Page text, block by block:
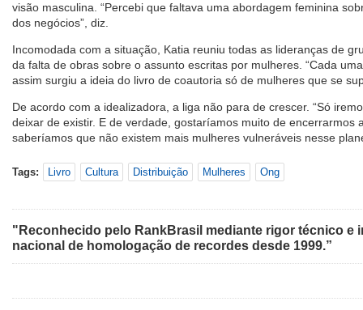
visão masculina. “Percebi que faltava uma abordagem feminina
dos negócios”, diz.
Incomodada com a situação, Katia reuniu todas as lideranças de
da falta de obras sobre o assunto escritas por mulheres. “Cada
assim surgiu a ideia do livro de coautoria só de mulheres que se
De acordo com a idealizadora, a liga não para de crescer. “Só
deixar de existir. E de verdade, gostaríamos muito de encerrarmos
saberíamos que não existem mais mulheres vulneráveis nesse
Tags: Livro Cultura Distribuição Mulheres Ong
"Reconhecido pelo RankBrasil mediante rigor técnico e
nacional de homologação de recordes desde 1999.”